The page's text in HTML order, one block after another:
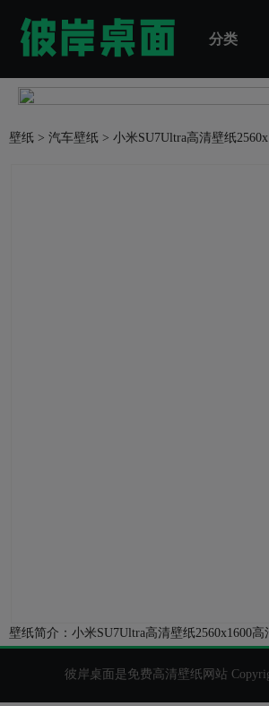
分类
壁纸 > 汽车壁纸 > 小米SU7Ultra高清壁纸
壁纸简介：小米SU7Ultra高清壁纸2560x1600
彼岸桌面是免费高清壁纸网站